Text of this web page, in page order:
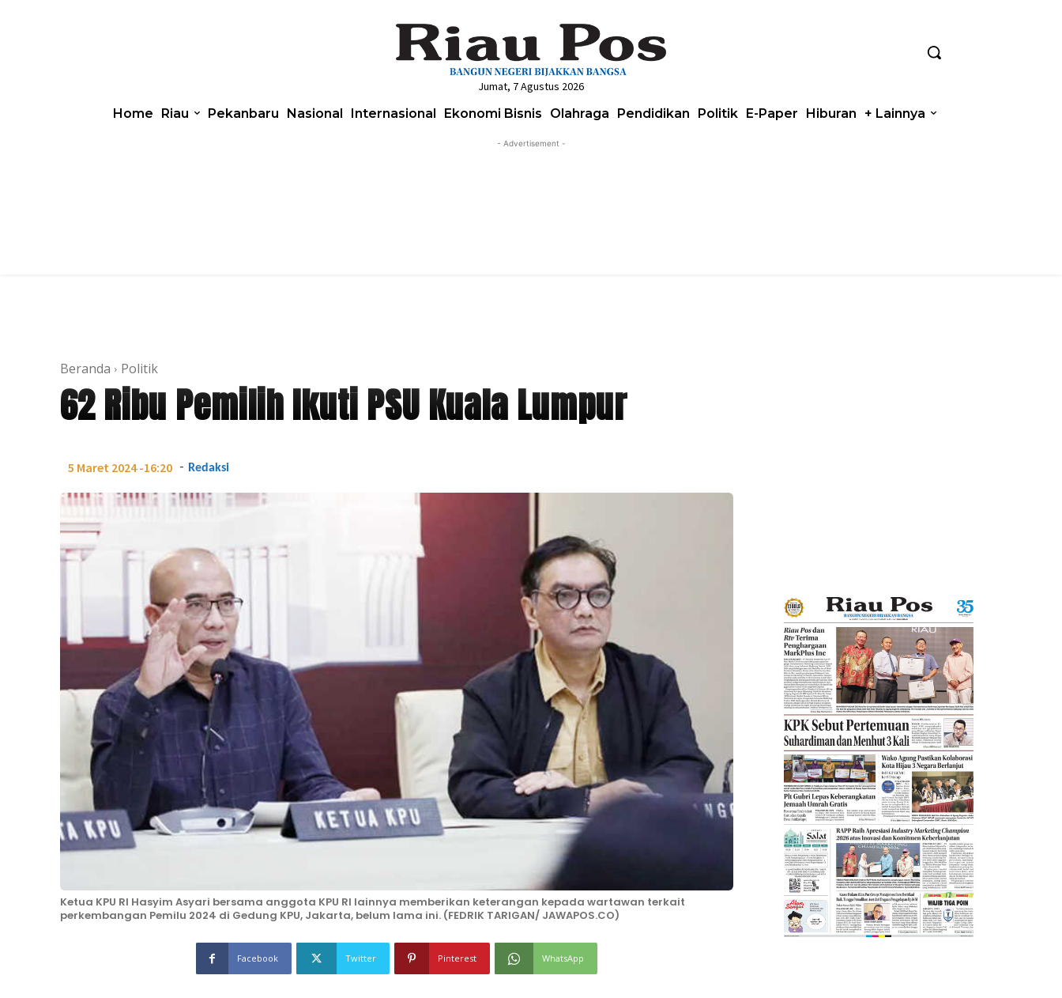
Jumat, 7 Agustus 2026
Home Riau Pekanbaru Nasional Internasional Ekonomi Bisnis Olahraga Pendidikan Politik E-Paper Hiburan + Lainnya
- Advertisement -
Beranda Politik
62 Ribu Pemilih Ikuti PSU Kuala Lumpur
5 Maret 2024 -16:20 - Redaksi
Ketua KPU RI Hasyim Asyari bersama anggota KPU RI lainnya memberikan keterangan kepada wartawan terkait
perkembangan Pemilu 2024 di Gedung KPU, Jakarta, belum lama ini. (FEDRIK TARIGAN/ JAWAPOS.CO)
Facebook Twitter Pinterest WhatsApp